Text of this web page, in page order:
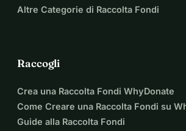
Altre Categorie di Raccolta Fondi
Raccogli
Crea una Raccolta Fondi WhyDonate
Come Creare una Raccolta Fondi su
Guide alla Raccolta Fondi